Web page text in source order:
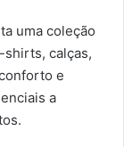
uma coleção
shirts, calças,
e
a